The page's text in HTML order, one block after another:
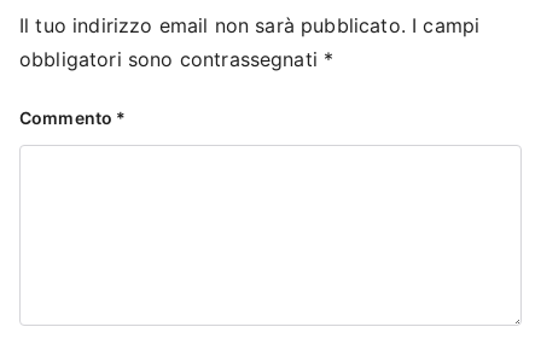
Il tuo indirizzo email non sarà pubblicato. I campi
obbligatori sono contrassegnati *
Commento *